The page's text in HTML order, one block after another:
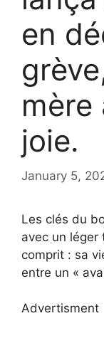
en
mère
joie.
January 5,
Les clés du
avec un léger
comprit : sa
entre un «
Advertisment